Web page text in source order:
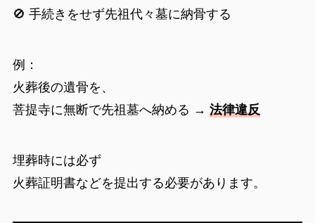
🚫 手続きをせず先祖代々墓に納骨する
例：
火葬後の遺骨を、
菩提寺に無断で先祖墓へ納める → 法律違反
埋葬時には必ず
火葬証明書などを提出する必要があります。